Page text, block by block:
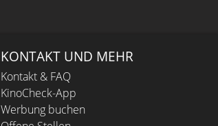
KONTAKT UND MEHR
Kontakt & FAQ
KinoCheck-App
Werbung buchen